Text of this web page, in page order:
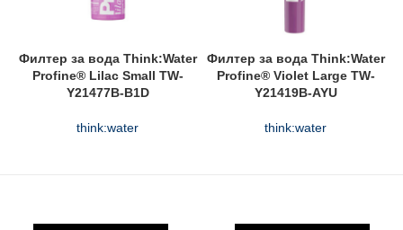
Филтер за вода Think:Water
Profine® Lilac Small TW-
Y21477B-B1D
think:water
Филтер за вода Think:Water
Profine® Violet Large TW-
Y21419B-AYU
think:water